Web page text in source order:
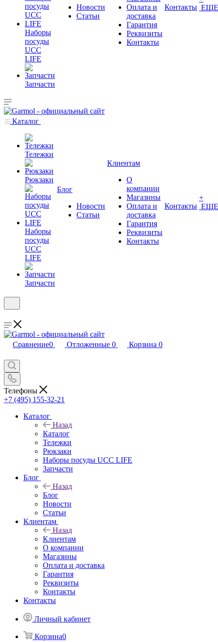
Наборы
посуды
UCC
LIFE
Запчасти
Новости
Статьи
Оплата и
доставка
Гарантия
Реквизиты
Контакты
Контакты ЕЩЕ
Каталог
Тележки
Рюкзаки
Наборы
посуды
UCC
LIFE
Запчасти
Блог
Новости
Статьи
Клиентам
О
компании
Магазины
Оплата и
доставка
Гарантия
Реквизиты
Контакты
Контакты
+
ЕЩЕ
Сравнение0 Отложенные 0 Корзина 0
Телефоны
+7 (495) 155-32-21
Каталог
Назад
Каталог
Тележки
Рюкзаки
Наборы посуды UCC LIFE
Запчасти
Блог
Назад
Блог
Новости
Статьи
Клиентам
Назад
Клиентам
О компании
Магазины
Оплата и доставка
Гарантия
Реквизиты
Контакты
Контакты
Личный кабинет
Корзина0